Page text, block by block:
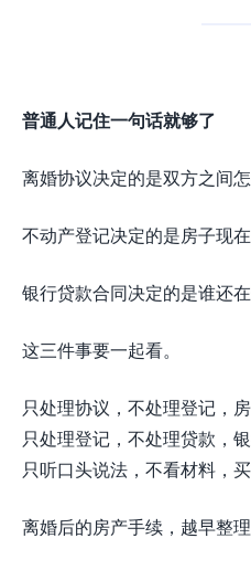
普通人记住一句话就够了
离婚协议决定的是双方之间怎
不动产登记决定的是房子现在
银行贷款合同决定的是谁还在
这三件事要一起看。
只处理协议，不处理登记，
只处理登记，不处理贷款，
只听口头说法，不看材料，买
离婚后的房产手续，越早整理